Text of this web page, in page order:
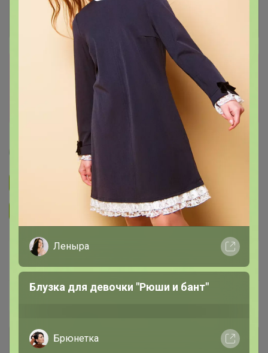
Сбор заказов в данной закупке
завершен
Перейти к текущей закупке
Артемида
Подписаться на закупку
Подписаться на организатора 1.7K
В архиве
—
Собрано
100 %
Ожидание
Комментарии к лотам 3.7K
Леныра
Блузка для девочки "Рюши и бант"
Брюнетка